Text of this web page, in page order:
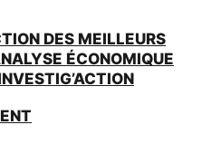
DES MEILLEURS
ÉCONOMIQUE